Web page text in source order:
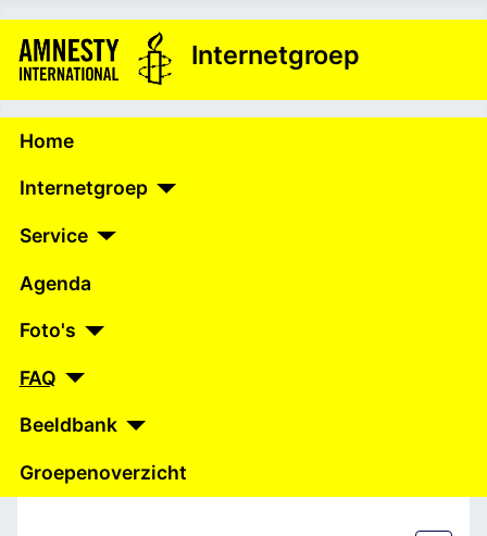
Internetgroep
Home
Internetgroep
Service
Agenda
Foto's
FAQ
Beeldbank
Groepenoverzicht